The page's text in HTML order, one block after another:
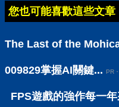
您也可能喜歡這些文章
The Last of the
009829掌握AI關鍵... PR
FPS遊戲的強作每一